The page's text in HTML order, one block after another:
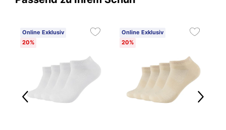
Online Exklusiv
20%
Online Exklusiv
20%